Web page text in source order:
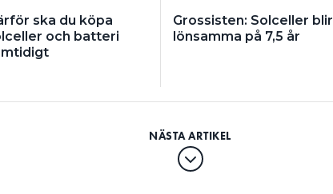
ska du köpa
och batteri
Grossisten: Solceller blir
lönsamma på 7,5 år